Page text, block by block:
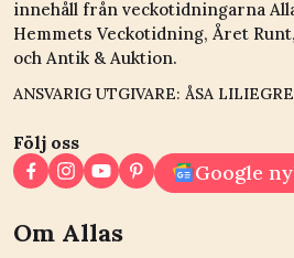
innehåll från veckotidningarna
Hemmets Veckotidning, Året
och Antik & Auktion.
ANSVARIG UTGIVARE: ÅSA
Följ oss
Google
Om Allas